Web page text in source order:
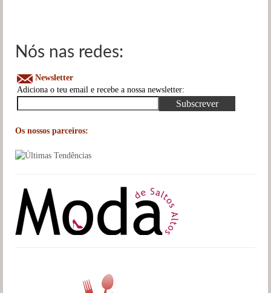
Nós nas redes:
Newsletter
Adiciona o teu email e recebe a nossa newsletter:
Os nossos parceiros: